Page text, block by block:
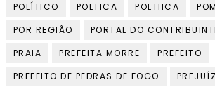
POLÍTICO
POLTICA POLTIICA
POR REGIÃO
PORTAL DO
PRAIA
PREFEITA MORRE
PREFEITO
PREFEITO DE PEDRAS DE FOGO